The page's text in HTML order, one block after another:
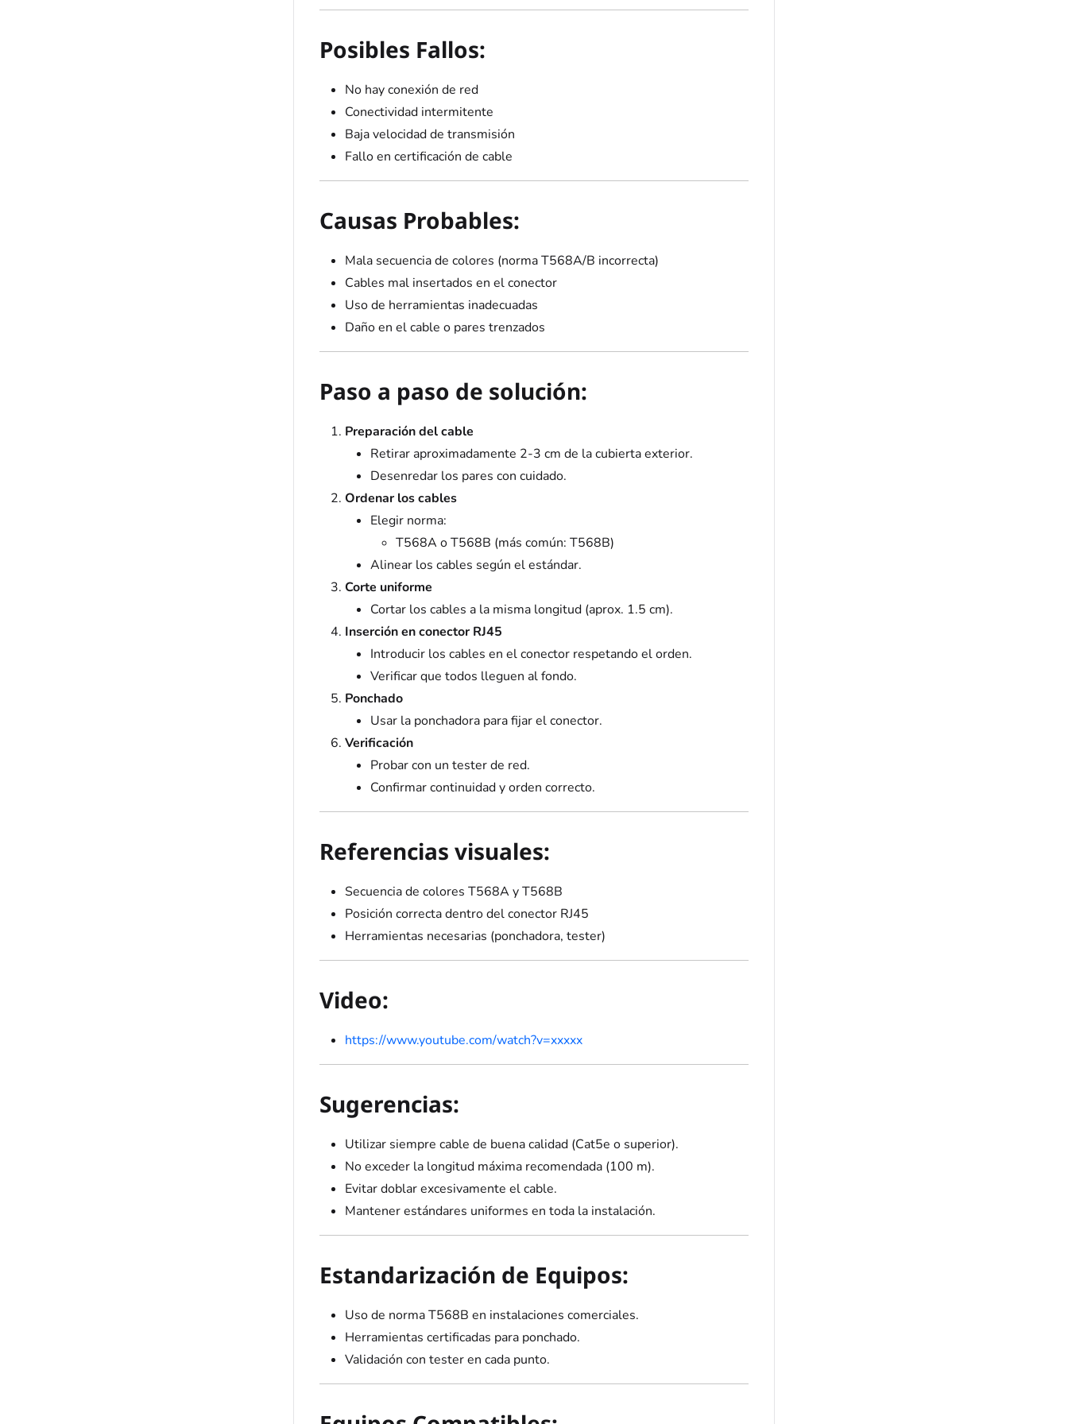
Posibles Fallos:
No hay conexión de red
Conectividad intermitente
Baja velocidad de transmisión
Fallo en certificación de cable
Causas Probables:
Mala secuencia de colores (norma T568A/B incorrecta)
Cables mal insertados en el conector
Uso de herramientas inadecuadas
Daño en el cable o pares trenzados
Paso a paso de solución:
Preparación del cable
Retirar aproximadamente 2-3 cm de la cubierta exterior.
Desenredar los pares con cuidado.
Ordenar los cables
Elegir norma:
T568A o T568B (más común: T568B)
Alinear los cables según el estándar.
Corte uniforme
Cortar los cables a la misma longitud (aprox. 1.5 cm).
Inserción en conector RJ45
Introducir los cables en el conector respetando el orden.
Verificar que todos lleguen al fondo.
Ponchado
Usar la ponchadora para fijar el conector.
Verificación
Probar con un tester de red.
Confirmar continuidad y orden correcto.
Referencias visuales:
Secuencia de colores T568A y T568B
Posición correcta dentro del conector RJ45
Herramientas necesarias (ponchadora, tester)
Video:
https://www.youtube.com/watch?v=xxxxx
Sugerencias:
Utilizar siempre cable de buena calidad (Cat5e o superior).
No exceder la longitud máxima recomendada (100 m).
Evitar doblar excesivamente el cable.
Mantener estándares uniformes en toda la instalación.
Estandarización de Equipos:
Uso de norma T568B en instalaciones comerciales.
Herramientas certificadas para ponchado.
Validación con tester en cada punto.